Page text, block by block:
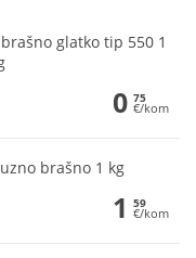
glatko tip 550 1
0 75
€/kom
brašno 1 kg
1 59
€/kom